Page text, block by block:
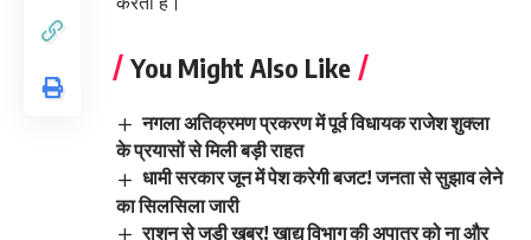
You Might Also Like
नगला अतिक्रमण प्रकरण में पूर्व विधायक राजेश शुक्ला
के प्रयासों से मिली बड़ी राहत
धामी सरकार जून में पेश करेगी बजट! जनता से सुझाव लेने
का सिलसिला जारी
राशन से जुड़ी ख़बर! खाद्य विभाग की अपात्र को ना और